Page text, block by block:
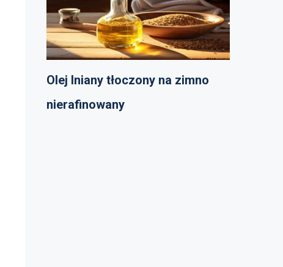
Olej lniany tłoczony na zimno
nierafinowany